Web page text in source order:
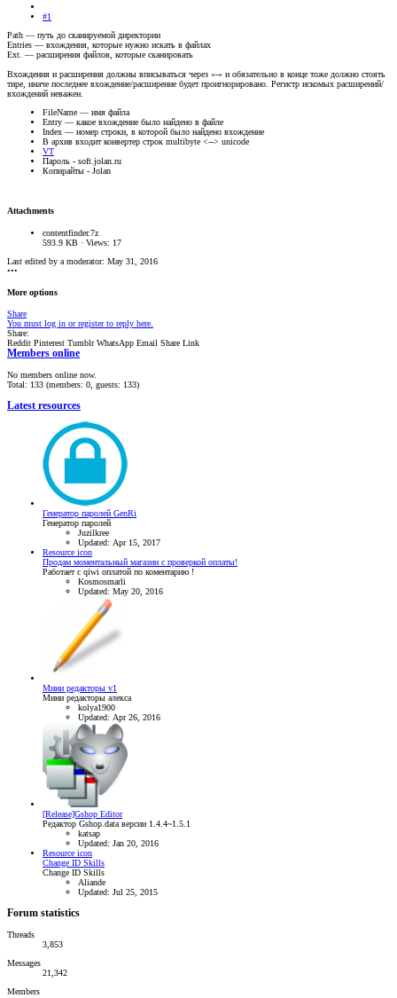
#1
Path — путь до сканируемой директории
Entries — вхождения, которые нужно искать в файлах
Ext. — расширения файлов, которые сканировать
Вхождения и расширения должны вписываться через «-» и обязательно в конце тоже должно стоять
тире, иначе последнее вхождение/расширение будет проигнорировано. Регистр искомых расширений/
вхождений неважен.
FileName — имя файла
Entry — какое вхождение было найдено в файле
Index — номер строки, в которой было найдено вхождение
В архив входит конвертер строк multibyte <--> unicode
VT
Пароль - soft.jolan.ru
Копирайты - Jolan
Attachments
contentfinder.7z
593.9 KB · Views: 17
Last edited by a moderator: May 31, 2016
•••
More options
Share
You must log in or register to reply here.
Share:
Reddit Pinterest Tumblr WhatsApp Email Share Link
Members online
No members online now.
Total: 133 (members: 0, guests: 133)
Latest resources
Генератор паролей GenRi
Генератор паролей
Juzilkree
Updated: Apr 15, 2017
Resource icon
Продам моментальный магазин с проверкой оплаты!
Работает с qiwi оплатой по коментарию !
Kosmosmarli
Updated: May 20, 2016
Мини редакторы v1
Мини редакторы алекса
kolya1900
Updated: Apr 26, 2016
[Release]Gshop Editor
Редактор Gshop.data версии 1.4.4~1.5.1
katsap
Updated: Jan 20, 2016
Resource icon
Change ID Skills
Change ID Skills
Aliande
Updated: Jul 25, 2015
Forum statistics
Threads
3,853
Messages
21,342
Members